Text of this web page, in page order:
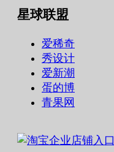
星球联盟
爱稀奇
秀设计
爱新潮
蛋的博
青果网